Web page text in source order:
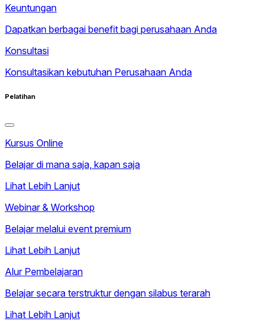
Keuntungan
Dapatkan berbagai benefit bagi perusahaan Anda
Konsultasi
Konsultasikan kebutuhan Perusahaan Anda
Pelatihan
Kursus Online
Belajar di mana saja, kapan saja
Lihat Lebih Lanjut
Webinar & Workshop
Belajar melalui event premium
Lihat Lebih Lanjut
Alur Pembelajaran
Belajar secara terstruktur dengan silabus terarah
Lihat Lebih Lanjut